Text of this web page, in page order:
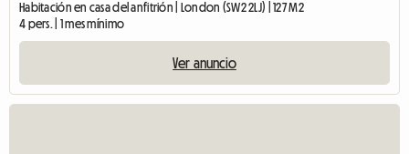
Habitación en casa del anfitrión | London (SW2 2LJ) | 127 M2
4 pers. | 1 mes mínimo
Ver anuncio